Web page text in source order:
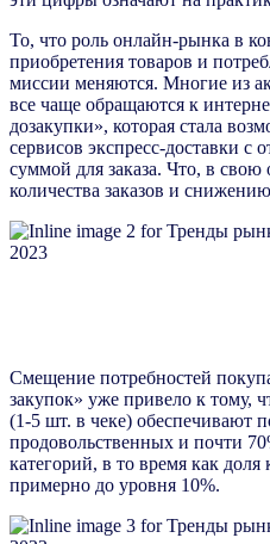
То, что роль онлайн-рынка в
приобретения товаров и
миссии меняются. Многие из
все чаще обращаются к
дозакупки», которая стала
сервисов экспресс-доставки с
суммой для заказа. Что, в свою
количества заказов и
Смещение потребностей
закупок» уже привело к тому,
(1-5 шт. в чеке) обеспечивают
продовольственных и почти
категорий, в то время как
примерно до уровня 10%.